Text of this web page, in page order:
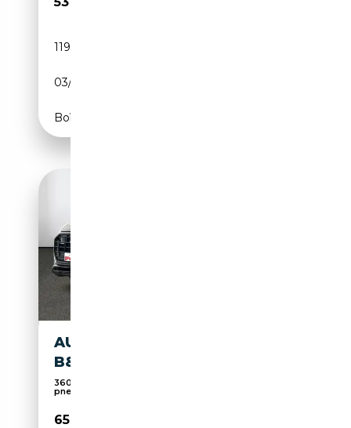
119 587 km
03/2023
Boîte automatique
AUDI Q8 50 TDI QUATTRO
B&O HUD ACC AHK
360° caméra, Airbag conducteur, Suspension
pneumat...
65 990€